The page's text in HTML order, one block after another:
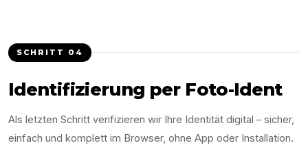
SCHRITT 04
Identifizierung per Foto-Ident
Als letzten Schritt verifizieren wir Ihre Identität digital – sicher,
einfach und komplett im Browser, ohne App oder Installation.